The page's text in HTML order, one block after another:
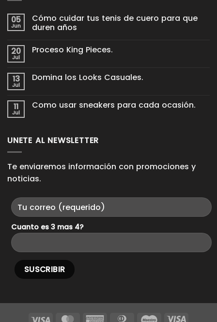
05
Jun
Cómo cuidar tus tenis de cuero para que
duren años
comentarios
tus
tenis
que
20
Jul
Proceso King Pieces.
en
13
Jul
Domina los Looks Casuales.
en
11
Jul
Como usar sneakers para cada ocasión.
Como
cada
ocasión.
UNETE AL NEWSLETTER
Te enviaremos información con promociones y
noticias.
Cuanto es 3 mas 4?
Visa MasterCardAmerican Dinners MaestroVisa